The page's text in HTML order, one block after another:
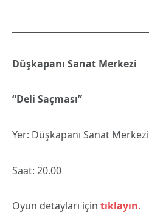
Düşkapanı Sanat Merkezi
“Deli Saçması”
Yer: Düşkapanı Sanat Merkezi
Saat: 20.00
Oyun detayları için tıklayın.